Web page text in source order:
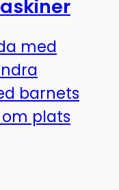
med
barnets
plats